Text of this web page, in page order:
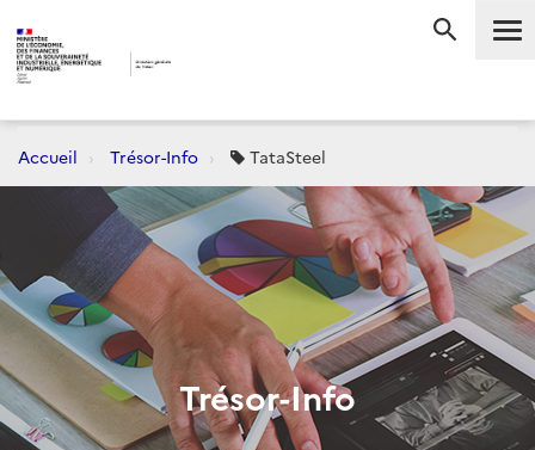
Accueil Trésor-Info TataSteel
Trésor-Info